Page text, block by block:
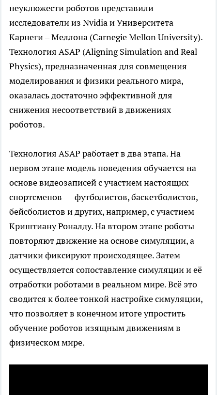
неуклюжести роботов представили
исследователи из Nvidia и Университета
Карнеги – Меллона (Carnegie Mellon University).
Технология ASAP (Aligning Simulation and Real
Physics), предназначенная для совмещения
моделирования и физики реального мира,
оказалась достаточно эффективной для
снижения несоответствий в движениях
роботов.
Технология ASAP работает в два этапа. На
первом этапе модель поведения обучается на
основе видеозаписей с участием настоящих
спортсменов — футболистов, баскетболистов,
бейсболистов и других, например, с участием
Криштиану Роналду. На втором этапе роботы
повторяют движение на основе симуляции, а
датчики фиксируют происходящее. Затем
осуществляется сопоставление симуляции и её
отработки роботами в реальном мире. Всё это
сводится к более тонкой настройке симуляции,
что позволяет в конечном итоге упростить
обучение роботов изящным движениям в
физическом мире.